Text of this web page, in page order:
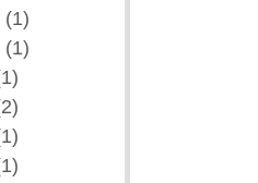
(1)
(1)